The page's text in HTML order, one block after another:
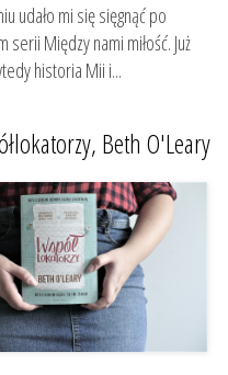
udało mi się sięgnąć po
serii Między nami miłość. Już
historia Mii i...
Beth O'Leary